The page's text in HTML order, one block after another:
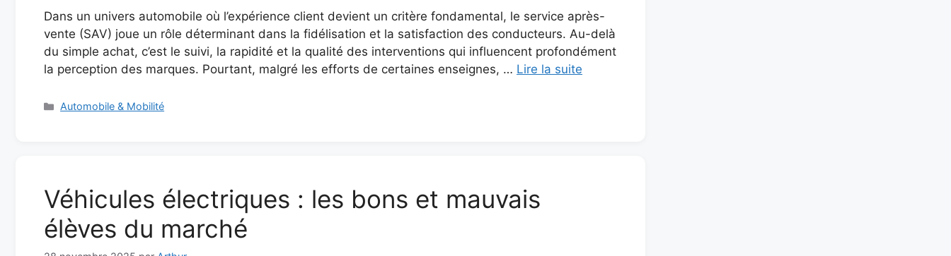
Dans un univers automobile où l’expérience client devient un critère fondamental, le service après-
vente (SAV) joue un rôle déterminant dans la fidélisation et la satisfaction des conducteurs. Au-delà
du simple achat, c’est le suivi, la rapidité et la qualité des interventions qui influencent profondément
la perception des marques. Pourtant, malgré les efforts de certaines enseignes, … Lire la suite
Catégories
Automobile & Mobilité
Véhicules électriques : les bons et mauvais
élèves du marché